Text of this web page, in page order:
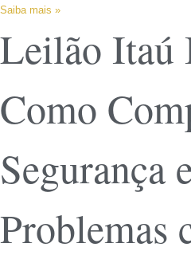
Saiba mais »
Leilão Itaú
Como
Segurança
Problemas